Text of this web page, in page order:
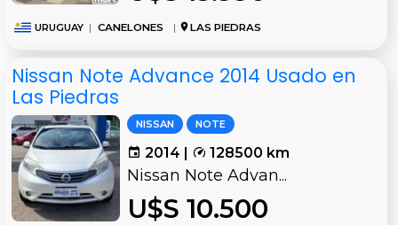
URUGUAY | CANELONES | LAS PIEDRAS
Nissan Note Advance 2014 Usado en
Las Piedras
NISSAN NOTE
2014 | 128500 km
Nissan Note Advan...
U$S 10.500